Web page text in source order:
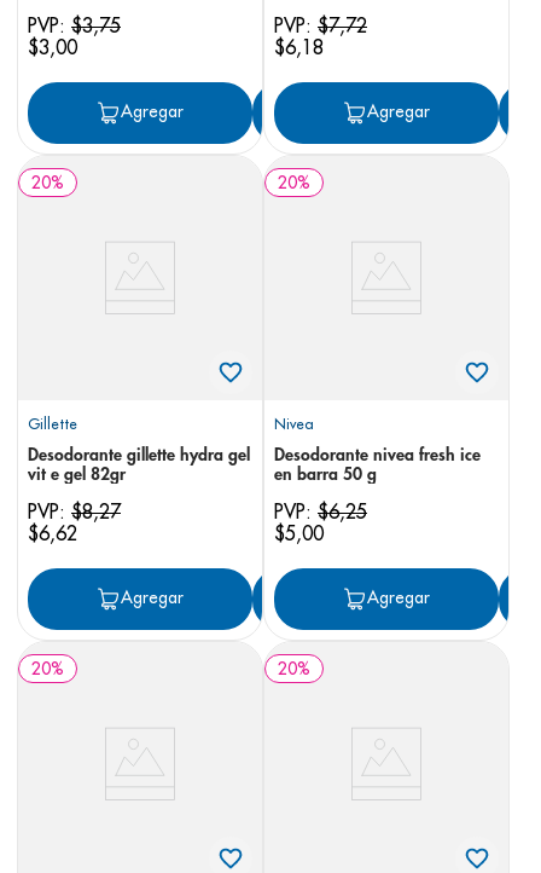
PVP: $3,75
$3,00
Agregar Agregar
PVP: $7,72
$6,18
Agregar
20%
Gillette
Desodorante gillette hydra gel
vit e gel 82gr
PVP: $8,27
$6,62
Agregar Agregar
20%
Nivea
Desodorante nivea fresh ice
en barra 50 g
PVP: $6,25
$5,00
Agregar
20% 20%